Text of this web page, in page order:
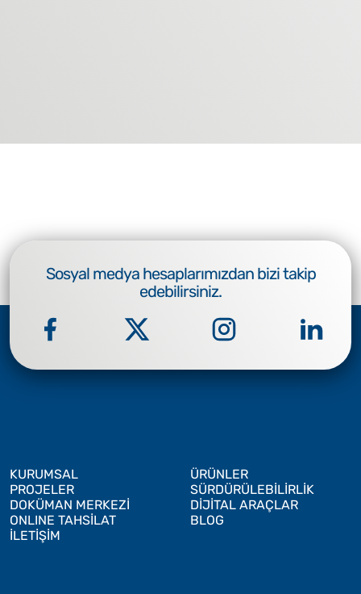
Sosyal medya hesaplarımızdan bizi takip
edebilirsiniz.
KURUMSAL
ÜRÜNLER
PROJELER
SÜRDÜRÜLEBİLİRLİK
DOKÜMAN MERKEZİ
DİJİTAL ARAÇLAR
ONLINE TAHSİLAT
BLOG
İLETİŞİM